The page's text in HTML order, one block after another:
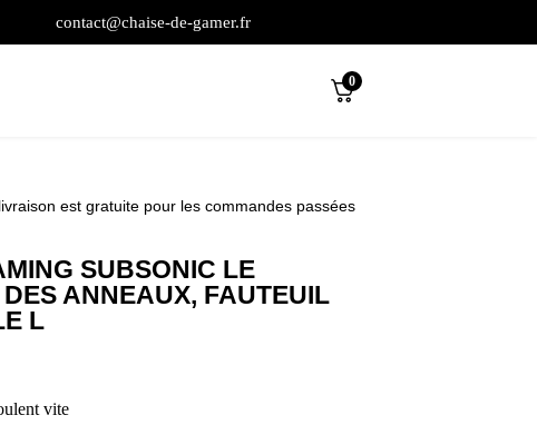
contact@chaise-de-gamer.fr
0
est gratuite pour les commandes passées
SUBSONIC LE
ANNEAUX, FAUTEUIL
L
vite